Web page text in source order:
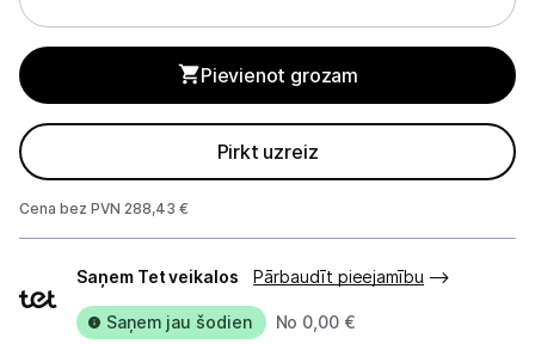
Vēlmju saraksts
Blogs
Uzņēmumiem
Pievienot grozam
Pirkt uzreiz
Cena bez PVN 288,43 €
veidi
Saņem Tet veikalos Pārbaudīt pieejamību
Saņem jau šodien No 0,00 €